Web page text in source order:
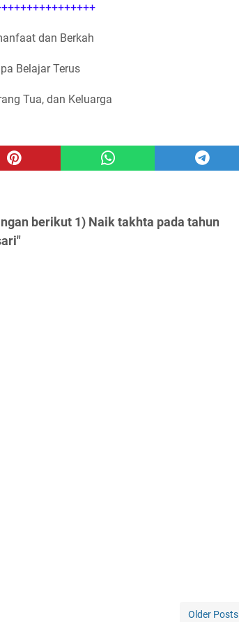
dan Berkah
Belajar Terus
Tua, dan Keluarga
berikut 1) Naik takhta pada tahun
Older Posts